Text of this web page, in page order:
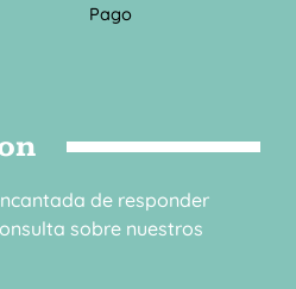
Pago
de responder
sobre nuestros